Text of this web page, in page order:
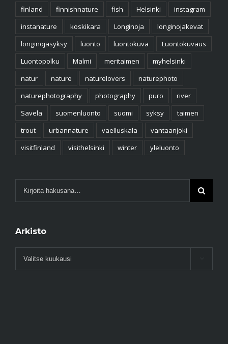
finland
finnishnature fish Helsinki
instagram
instanature
koskikara Longinoja
longinojakevat
longinojasyksy
luonto luontokuva
Luontokuvaus
Luontopolku
Malmi meritaimen
myhelsinki
natur
nature naturelovers
naturephoto
naturephotography
photography puro
river
Savela
suomenluonto suomi syksy
taimen
trout
urbannature vaelluskala
vantaanjoki
visitfinland
visithelsinki winter yleluonto
Arkisto
Arkisto